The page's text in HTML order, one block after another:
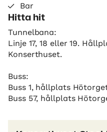
Bar
Hitta hit
Tunnelbana:
Linje 17, 18 eller 19.
Konserthuset.
Buss:
Buss 1, hållplats
Buss 57, hållplats